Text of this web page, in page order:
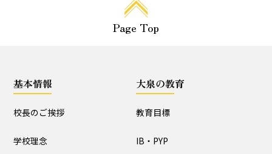
学校理念
基本情報
Page Top
基本情報
校長のご挨拶
学校理念
大泉の教育
教育目標
IB・PYP